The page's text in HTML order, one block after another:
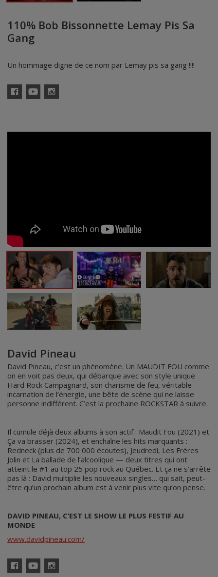
110% Bob Bissonnette Lemay Pis Sa
Gang
Un hommage digne de ce nom par Lemay pis sa gang !!!!
David Pineau
David Pineau, c’est un phénomène. Un MAUDIT FOU comme
on en voit pas deux, qui débarque avec son style unique
Hard Rock Campagnard, son charisme de feu, véritable
incarnation de l’énergie, une bête de scène qui ne laisse
personne indifférent. C’est la prochaine ROCKSTAR à suivre.
Il cumule déjà deux albums à son actif : Maudit Fou (2021) et
Ça va brasser (2024), et enchaîne les hits marquants :
Redneck (plus de 700 000 écoutes), Jeudredi, Les Frères
Jolin et La ballade de l’alcoolique — deux titres qui ont
atteint le #1 au top 25 pop rock au Québec. Et ça ne s’arrête
pas là : David multiplie les nouveaux singles… qui sait, peut-
être qu’un prochain album est à venir plus vite qu’on pense.
DAVID PINEAU, C’EST LE SHOW LE PLUS FESTIF AU
MONDE
www.davidpineau.com/
FacebookYouTubeInstagram